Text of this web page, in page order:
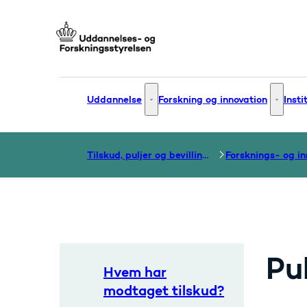
Uddannelse Uddannelse - Flere links
Forskning og innovation
Tilskud, puljer og bevillinger
Hvem har
modtaget tilskud?